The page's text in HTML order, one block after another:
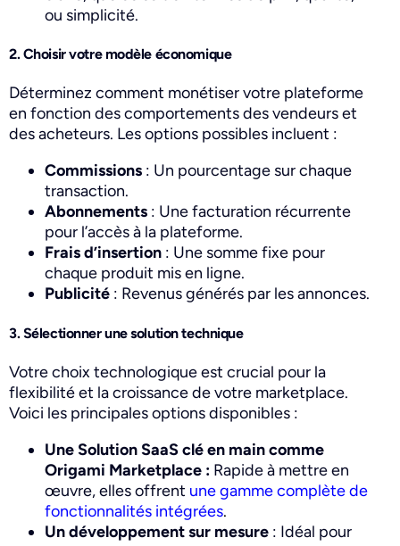
ou simplicité.
2. Choisir votre modèle économique
Déterminez comment monétiser votre plateforme
en fonction des comportements des vendeurs et
des acheteurs. Les options possibles incluent :
Commissions : Un pourcentage sur chaque
transaction.
Abonnements : Une facturation récurrente
pour l’accès à la plateforme.
Frais d’insertion : Une somme fixe pour
chaque produit mis en ligne.
Publicité : Revenus générés par les annonces.
3. Sélectionner une solution technique
Votre choix technologique est crucial pour la
flexibilité et la croissance de votre marketplace.
Voici les principales options disponibles :
Une Solution SaaS clé en maincomme
Origami Marketplace : Rapide à mettre en
œuvre, elles offrent une gamme complète de
fonctionnalités intégrées.
Un développement sur mesure : Idéal pour